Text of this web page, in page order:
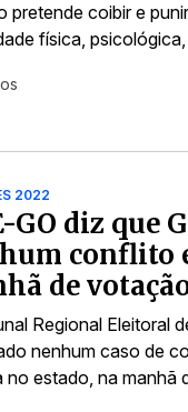
pretende coibir e
física,
2022
GO diz que
conflito
de
Regional Eleitoral
nenhum caso de
no estado, na manhã